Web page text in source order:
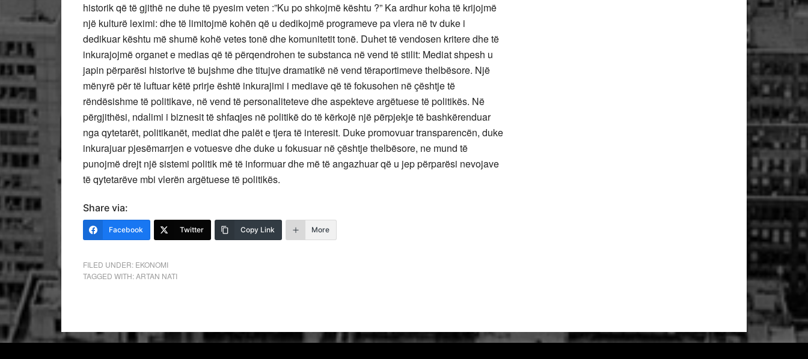
historik që të gjithë ne duhe të pyesim veten :”Ku po shkojmë kështu ?” Ka ardhur koha të krijojmë
një kulturë leximi: dhe të limitojmë kohën që u dedikojmë programeve pa vlera në tv duke i
dedikuar kështu më shumë kohë vetes tonë dhe komunitetit tonë. Duhet të vendosen kritere dhe të
inkurajojmë organet e medias që të përqendrohen te substanca në vend të stilit: Mediat shpesh u
japin përparësi historive të bujshme dhe titujve dramatikë në vend tëraportimeve thelbësore. Një
mënyrë për të luftuar këtë prirje është inkurajimi i mediave që të fokusohen në çështje të
rëndësishme të politikave, në vend të personaliteteve dhe aspekteve argëtuese të politikës. Në
përgjithësi, ndalimi i biznesit të shfaqjes në politikë do të kërkojë një përpjekje të bashkërenduar
nga qytetarët, politikanët, mediat dhe palët e tjera të interesit. Duke promovuar transparencën, duke
inkurajuar pjesëmarrjen e votuesve dhe duke u fokusuar në çështje thelbësore, ne mund të
punojmë drejt një sistemi politik më të informuar dhe më të angazhuar që u jep përparësi nevojave
të qytetarëve mbi vlerën argëtuese të politikës.
Share via:
Facebook Twitter Copy Link More
FILED UNDER: EKONOMI
TAGGED WITH:ARTAN NATI